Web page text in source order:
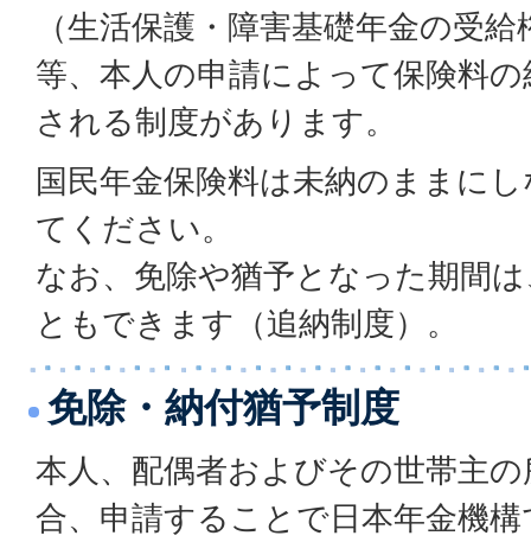
（生活保護・障害基礎年金の受
等、本人の申請によって保険料
される制度があります。
国民年金保険料は未納のままに
てください。
なお、免除や猶予となった期間
ともできます（追納制度）。
免除・納付猶予制度
本人、配偶者およびその世帯主
合、申請することで日本年金機